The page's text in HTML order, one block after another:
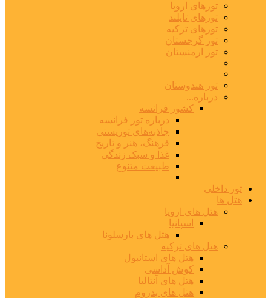
تورهای اروپا
تورهای تایلند
تورهای ترکیه
تور گرجستان
تور ارمنستان
تور هندوستان
درباره...
کشور فرانسه
درباره تور فرانسه
جاذبه‌های توریستی
فرهنگ، هنر و تاریخ
غذا و سبک زندگی
طبیعت متنوع
تور داخلی
هتل ها
هتل های اروپا
اسپانیا
هتل های بارسلونا
هتل های ترکیه
هتل های استانبول
کوش آداسی
هتل های آنتالیا
هتل های بدروم